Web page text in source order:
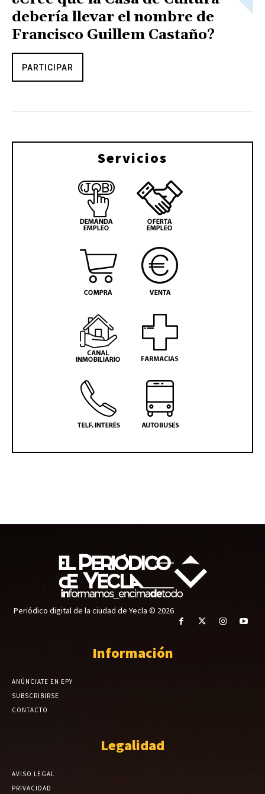
debería llevar el nombre de
Francisco Guillem Castaño?
PARTICIPAR
Servicios
Periódico digital de la ciudad de Yecla © 2026
Información
ANÚNCIATE EN EPY
SUBSCRIBIRSE
CONTACTO
Legalidad
AVISO LEGAL
PRIVACIDAD